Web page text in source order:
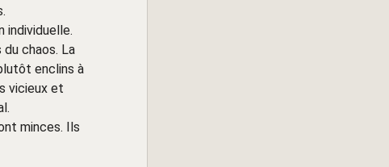
individuelle.
chaos. La
enclins à
vicieux et
minces. Ils